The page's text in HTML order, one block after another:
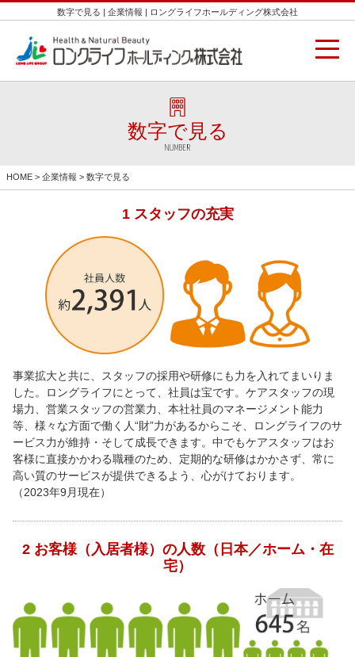
数字で見る | 企業情報 | ロングライフホールディング株式会社
数字で見る
NUMBER
HOME > 企業情報 > 数字で見る
1 スタッフの充実
事業拡大と共に、スタッフの採用や研修にも力を入れてまいりま
した。ロングライフにとって、社員は宝です。ケアスタッフの現
場力、営業スタッフの営業力、本社社員のマネージメント能力
等、様々な方面で働く人“財”力があるからこそ、ロングライフのサ
ービス力が維持・そして成長できます。中でもケアスタッフはお
客様に直接かかわる職種のため、定期的な研修はかかさず、常に
高い質のサービスが提供できるよう、心がけております。
（2023年9月現在）
2 お客様（入居者様）の人数（日本／ホーム・在
宅）